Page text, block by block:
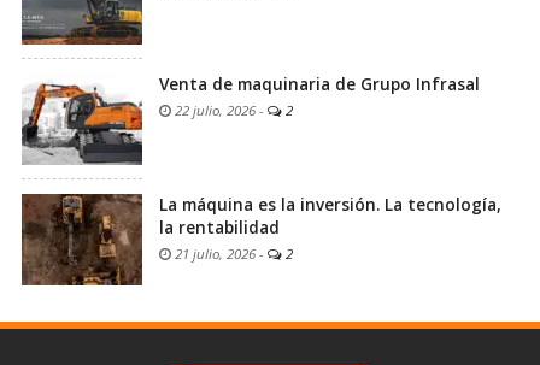
Venta de maquinaria de Grupo Infrasal
22 julio, 2026 - 2
La máquina es la inversión. La tecnología,
la rentabilidad
21 julio, 2026 - 2